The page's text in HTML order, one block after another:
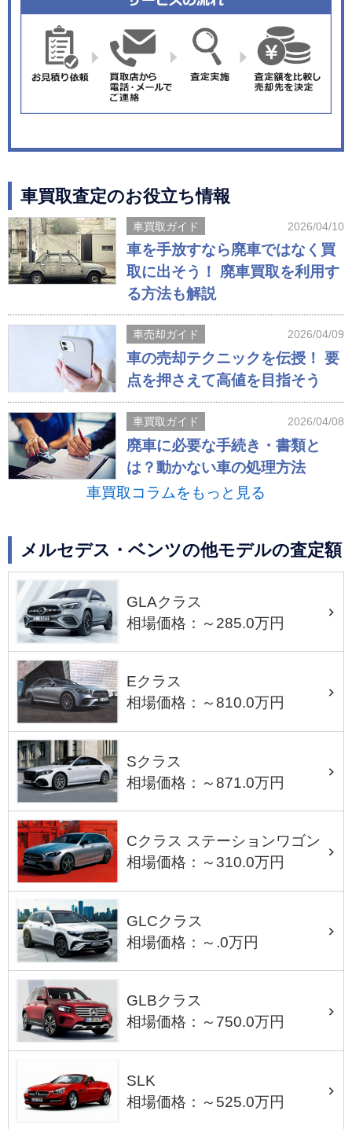
車買取査定のお役立ち情報
車買取ガイド 2026/04/10
車を手放すなら廃車ではなく買
取に出そう！ 廃車買取を利用す
る方法も解説
車売却ガイド 2026/04/09
車の売却テクニックを伝授！ 要
点を押さえて高値を目指そう
車買取ガイド 2026/04/08
廃車に必要な手続き・書類と
は？動かない車の処理方法
車買取コラムをもっと見る
メルセデス・ベンツの他モデルの査定額
GLAクラス
相場価格：～285.0万円
Eクラス
相場価格：～810.0万円
Sクラス
相場価格：～871.0万円
Cクラス ステーションワゴン
相場価格：～310.0万円
GLCクラス
相場価格：～.0万円
GLBクラス
相場価格：～750.0万円
SLK
相場価格：～525.0万円